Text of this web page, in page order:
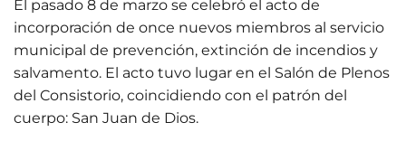
El pasado 8 de marzo se celebró el acto de
incorporación de once nuevos miembros al servicio
municipal de prevención, extinción de incendios y
salvamento. El acto tuvo lugar en el Salón de Plenos
del Consistorio, coincidiendo con el patrón del
cuerpo: San Juan de Dios.